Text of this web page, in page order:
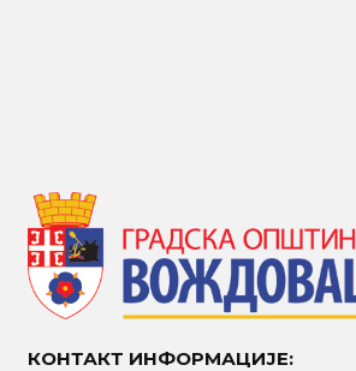
КОНТАКТ ИНФОРМАЦИЈЕ: